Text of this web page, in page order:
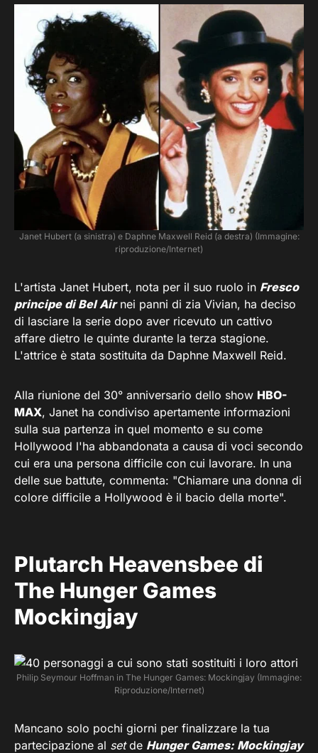
Janet Hubert (a sinistra) e Daphne Maxwell Reid (a destra) (Immagine:
riproduzione/Internet)
L'artista Janet Hubert, nota per il suo ruolo in Fresco
principe di Bel Airnei panni di zia Vivian, ha deciso
di lasciare la serie dopo aver ricevuto un cattivo
affare dietro le quinte durante la terza stagione.
L'attrice è stata sostituita da Daphne Maxwell Reid.
Alla riunione del 30° anniversario dello show HBO-
MAX, Janet ha condiviso apertamente informazioni
sulla sua partenza in quel momento e su come
Hollywood l'ha abbandonata a causa di voci secondo
cui era una persona difficile con cui lavorare. In una
delle sue battute, commenta: "Chiamare una donna di
colore difficile a Hollywood è il bacio della morte".
Plutarch Heavensbee di
The Hunger Games
Mockingjay
Philip Seymour Hoffman in The Hunger Games: Mockingjay (Immagine:
Riproduzione/Internet)
Mancano solo pochi giorni per finalizzare la tua
partecipazione al setde Hunger Games: Mockingjay